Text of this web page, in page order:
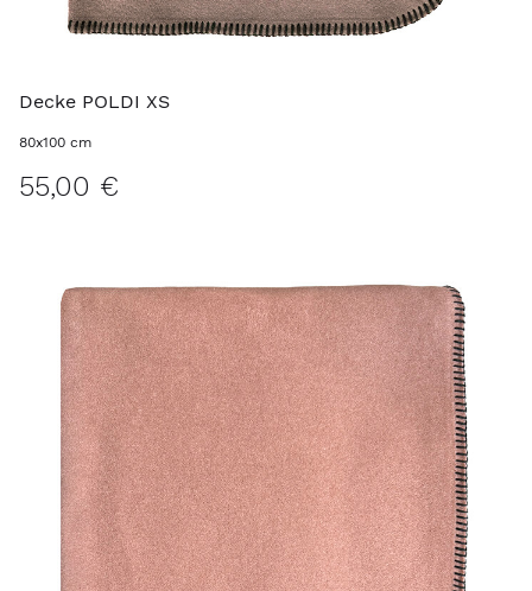
Decke POLDI XS
80x100 cm
55,00 €